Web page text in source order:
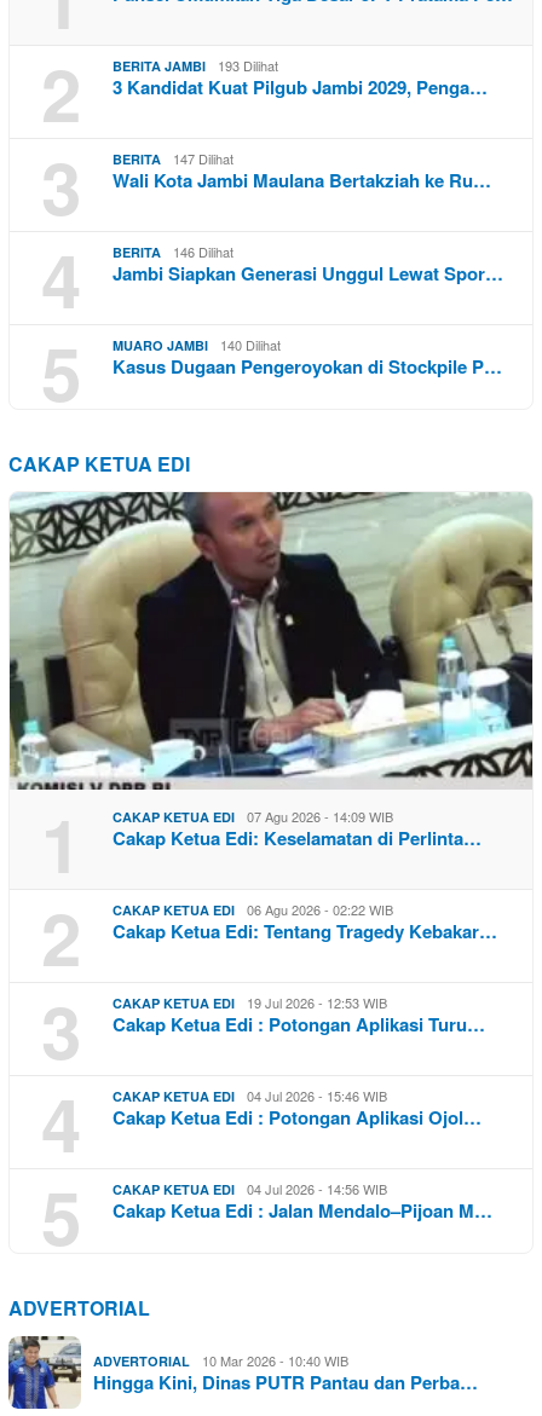
2 BERITA JAMBI 193 Dilihat
3 Kandidat Kuat Pilgub Jambi 2029, Penga…
3 BERITA 147 Dilihat
Wali Kota Jambi Maulana Bertakziah ke Ru…
4 BERITA 146 Dilihat
Jambi Siapkan Generasi Unggul Lewat Spor…
5 MUARO JAMBI 140 Dilihat
Kasus Dugaan Pengeroyokan di Stockpile P…
CAKAP KETUA EDI
1 CAKAP KETUA EDI 07 Agu 2026 - 14:09 WIB
Cakap Ketua Edi: Keselamatan di Perlinta…
2 CAKAP KETUA EDI 06 Agu 2026 - 02:22 WIB
Cakap Ketua Edi: Tentang Tragedy Kebakar…
3 CAKAP KETUA EDI 19 Jul 2026 - 12:53 WIB
Cakap Ketua Edi : Potongan Aplikasi Turu…
4 CAKAP KETUA EDI 04 Jul 2026 - 15:46 WIB
Cakap Ketua Edi : Potongan Aplikasi Ojol…
5 CAKAP KETUA EDI 04 Jul 2026 - 14:56 WIB
Cakap Ketua Edi : Jalan Mendalo–Pijoan M…
ADVERTORIAL
ADVERTORIAL 10 Mar 2026 - 10:40 WIB
Hingga Kini, Dinas PUTR Pantau dan Perba…